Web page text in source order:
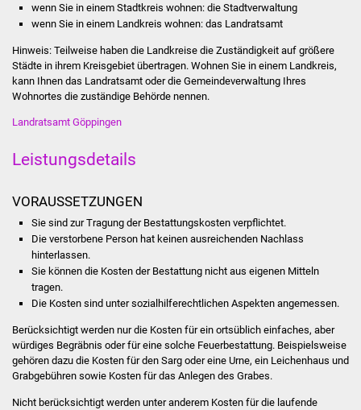
Ortsentwicklung
Presse
Bürger & Service
Formulare
Schulen
Kindergärten
wenn Sie in einem Stadtkreis wohnen: die Stadtverwaltung
wenn Sie in einem Landkreis wohnen: das Landratsamt
Hinweis: Teilweise haben die Landkreise die Zuständigkeit auf größere
Städte in ihrem Kreisgebiet übertragen. Wohnen Sie in einem Landkreis,
kann Ihnen das Landratsamt oder die Gemeindeverwaltung Ihres
Wohnortes die zuständige Behörde nennen.
Landratsamt Göppingen
Leistungsdetails
VORAUSSETZUNGEN
Sie sind zur Tragung der Bestattungskosten verpflichtet.
Die verstorbene Person hat keinen ausreichenden Nachlass
hinterlassen.
Sie können die Kosten der Bestattung nicht aus eigenen Mitteln
tragen.
Die Kosten sind unter sozialhilferechtlichen Aspekten angemessen.
Berücksichtigt werden nur die Kosten für ein ortsüblich einfaches, aber
würdiges Begräbnis oder für eine solche Feuerbestattung. Beispielsweise
gehören dazu die Kosten für den Sarg oder eine Urne, ein Leichenhaus und
Grabgebühren sowie Kosten für das Anlegen des Grabes.
Nicht berücksichtigt werden unter anderem Kosten für die laufende